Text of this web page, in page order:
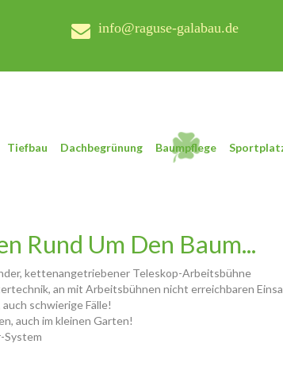
info@raguse-galabau.de
Tiefbau Dachbegrünung Baumpflege
Rund Um Den Baum...
kettenangetriebener Teleskop-Arbeitsbühne
an mit Arbeitsbühnen nicht erreichbaren
schwierige Fälle!
auch im kleinen Garten!
System